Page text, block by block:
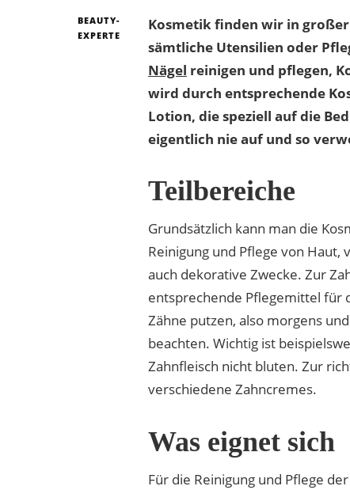
BEAUTY-
EXPERTE
Kosmetik finden wir in
sämtliche Utensilien oder
Nägel reinigen und pflegen,
wird durch entsprechende
Lotion, die speziell auf die
eigentlich nie auf und so
Teilbereiche
Grundsätzlich kann man die
Reinigung und Pflege von
auch dekorative Zwecke. Zur
entsprechende Pflegemittel für
Zähne putzen, also morgens
beachten. Wichtig ist
Zahnfleisch nicht bluten. Zur
verschiedene Zahncremes.
Was eignet sich
Für die Reinigung und Pflege